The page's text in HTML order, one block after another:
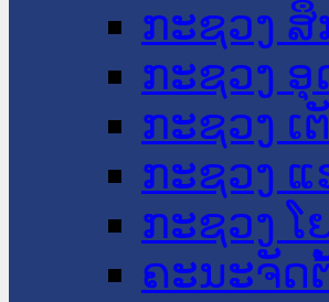
ກະຊວງ
ກະຊວງ
ກະຊວງ ເ
ກະຊວງ
ກະຊວງ ໂ
ຄະນະຈັດ